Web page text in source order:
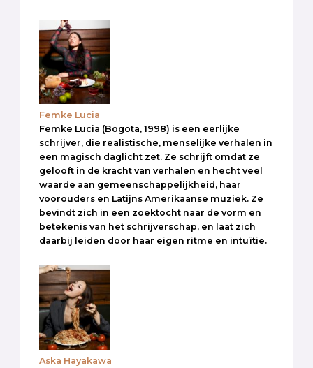
Femke Lucia
Femke Lucia (Bogota, 1998) is een eerlijke
schrijver, die realistische, menselijke verhalen in
een magisch daglicht zet. Ze schrijft omdat ze
gelooft in de kracht van verhalen en hecht veel
waarde aan gemeenschappelijkheid, haar
voorouders en Latijns Amerikaanse muziek. Ze
bevindt zich in een zoektocht naar de vorm en
betekenis van het schrijverschap, en laat zich
daarbij leiden door haar eigen ritme en intuïtie.
Aska Hayakawa